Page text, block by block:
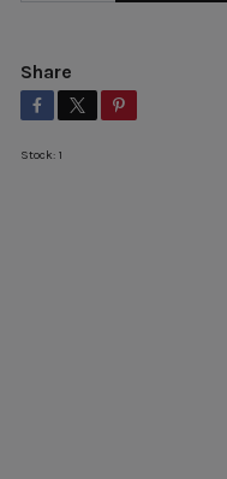
Share
Stock: 1